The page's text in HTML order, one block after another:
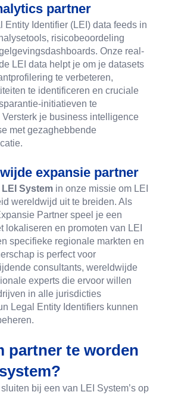
partner
Entity Identifier (LEI) data feeds in
risicobeoordeling
Onze real-
LEI data helpt je om je datasets
te verbeteren,
te identificeren en cruciale
initiatieven te
je business intelligence
met gezaghebbende
expansie partner
LEI System in onze missie om LEI
wereldwijd uit te breiden. Als
Partner speel je een
lokaliseren en promoten van LEI
specifieke regionale markten en
is perfect voor
consultants, wereldwijde
experts die ervoor willen
in alle jurisdicties
Legal Entity Identifiers kunnen
partner te worden
bij een van LEI System’s op